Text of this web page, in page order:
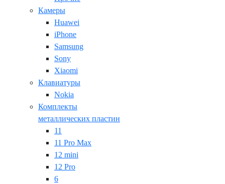
Камеры
Huawei
iPhone
Samsung
Sony
Xiaomi
Клавиатуры
Nokia
Комплекты
металлических пластин
11
11 Pro Max
12 mini
12 Pro
6